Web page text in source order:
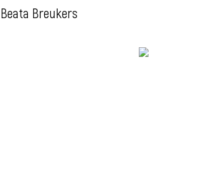
Beata Breukers